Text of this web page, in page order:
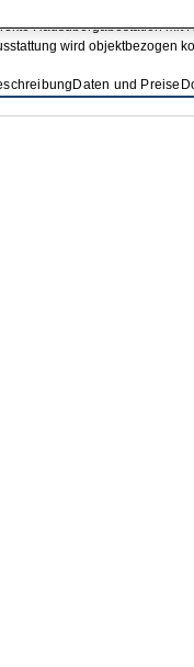
Hausübergabestation mit
wird objektbezogen
Daten und Preise